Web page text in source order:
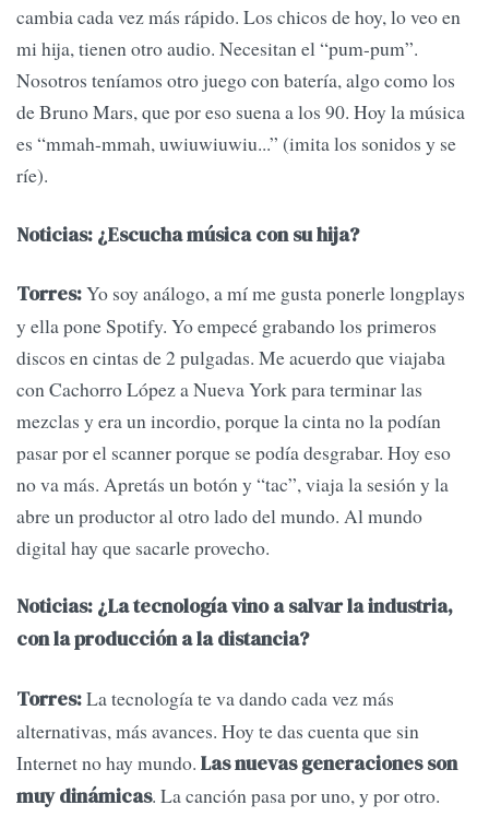
cambia cada vez más rápido. Los chicos de hoy, lo veo en
mi hija, tienen otro audio. Necesitan el “pum-pum”.
Nosotros teníamos otro juego con batería, algo como los
de Bruno Mars, que por eso suena a los 90. Hoy la música
es “mmah-mmah, uwiuwiuwiu...” (imita los sonidos y se
ríe).
Noticias: ¿Escucha música con su hija?
Torres:Yo soy análogo, a mí me gusta ponerle longplays
y ella pone Spotify. Yo empecé grabando los primeros
discos en cintas de 2 pulgadas. Me acuerdo que viajaba
con Cachorro López a Nueva York para terminar las
mezclas y era un incordio, porque la cinta no la podían
pasar por el scanner porque se podía desgrabar. Hoy eso
no va más. Apretás un botón y “tac”, viaja la sesión y la
abre un productor al otro lado del mundo. Al mundo
digital hay que sacarle provecho.
Noticias: ¿La tecnología vino a salvar la industria,
con la producción a la distancia?
Torres:La tecnología te va dando cada vez más
alternativas, más avances. Hoy te das cuenta que sin
Internet no hay mundo. Las nuevas generaciones son
muy dinámicas. La canción pasa por uno, y por otro.